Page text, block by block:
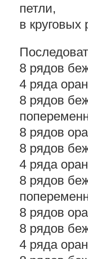
петли,
в
8 рядов
4 ряда
8 рядов
8 рядов
8 рядов
4 ряда
8 рядов
8 рядов
8 рядов
4 ряда